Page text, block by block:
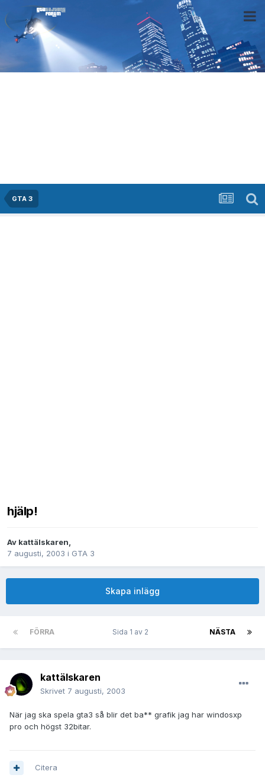
GTA 3
hjälp!
Av kattälskaren,
7 augusti, 2003 i GTA 3
Skapa inlägg
FÖRRA NÄSTA
Sida 1 av 2
kattälskaren
Skrivet 7 augusti, 2003
När jag ska spela gta3 så blir det ba** grafik jag har windosxp
pro och högst 32bitar.
Citera